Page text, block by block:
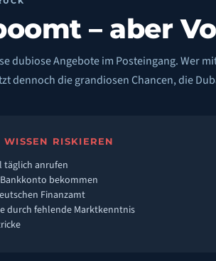
– aber
dubiose Angebote im Posteingang. Wer
dennoch die grandiosen Chancen, die
RISKIEREN
täglich anrufen
bekommen
Finanzamt
durch fehlende Marktkenntnis